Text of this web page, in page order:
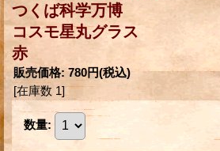
つくば科学万博
コスモ星丸グラス
赤
販売価格: 780円(税込)
[在庫数 1]
数量: